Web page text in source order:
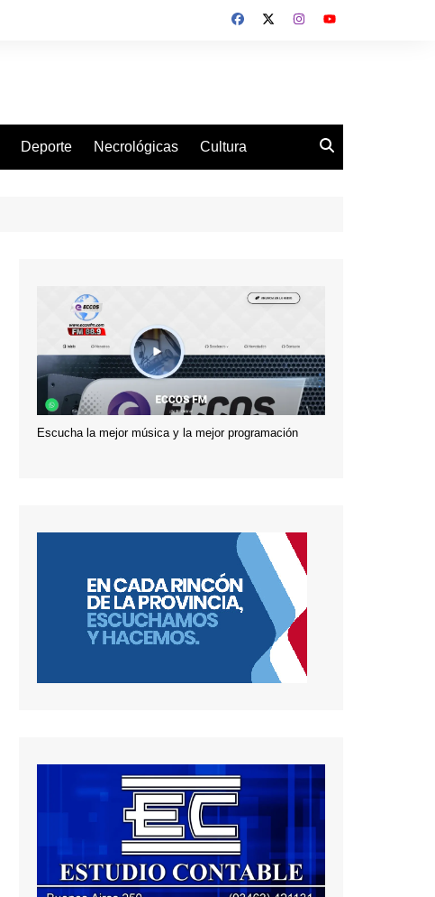
Deporte Necrológicas Cultura
Escucha la mejor música y la mejor programación